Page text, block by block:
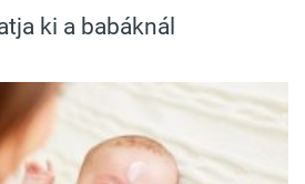
ki a babáknál